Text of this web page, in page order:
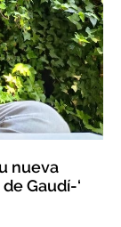
nueva
Gaudí-‘